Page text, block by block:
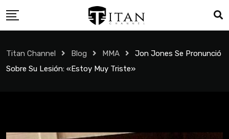
Titan Channel Blog MMA
Jon Jones Se Pronunció
Sobre Su Lesión: «Estoy Muy Triste»